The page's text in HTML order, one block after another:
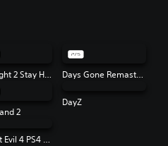
Dying Light 2 Stay Human
Days Gone Remastered
2
DayZ
Resident Evil 4 PS4 & PS5